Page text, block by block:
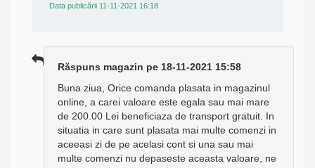
Data publicării 11-11-2021 16:18
Răspuns magazin pe 18-11-2021 15:58
Buna ziua, Orice comanda plasata in magazinul
online, a carei valoare este egala sau mai mare
de 200.00 Lei beneficiaza de transport gratuit. In
situatia in care sunt plasata mai multe comenzi in
aceeasi zi de pe acelasi cont si una sau mai
multe comenzi nu depaseste aceasta valoare, ne